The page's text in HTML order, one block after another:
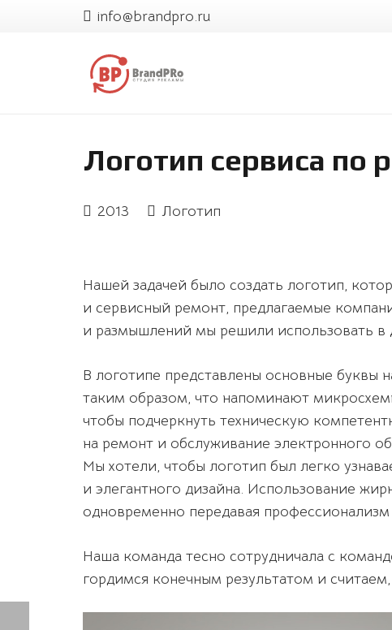
info@brandpro.ru
Логотип сервиса по
2013 Логотип
Нашей задачей было создать логотип,
и сервисный ремонт, предлагаемые
и размышлений мы решили использовать в
В логотипе представлены основные буквы
таким образом, что напоминают
чтобы подчеркнуть техническую
на ремонт и обслуживание электронного
Мы хотели, чтобы логотип был легко
и элегантного дизайна. Использование
одновременно передавая
Наша команда тесно сотрудничала с
гордимся конечным результатом и